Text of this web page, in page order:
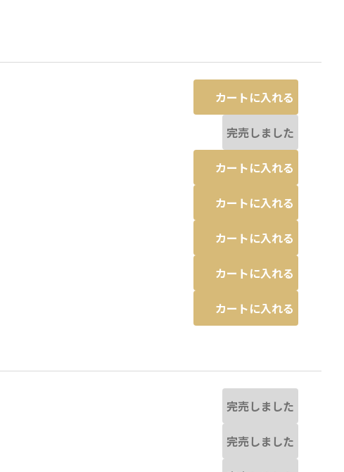
グレージュ ※撮影場所の関係上、着用画
カートに入れる
完売しました
カートに入れる
カートに入れる
カートに入れる
カートに入れる
カートに入れる
完売しました
完売しました